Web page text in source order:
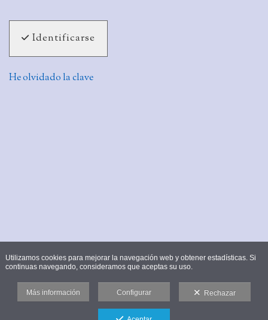
Identificarse
He olvidado la clave
Utilizamos cookies para mejorar la navegación web y obtener estadísticas. Si
continuas navegando, consideramos que aceptas su uso.
Más información Configurar Rechazar